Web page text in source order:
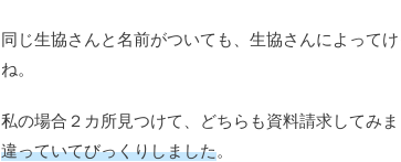
同じ生協さんと名前がついても、生協さんによって
ね。
私の場合２カ所見つけて、どちらも資料請求してみま
違っていてびっくりしました。